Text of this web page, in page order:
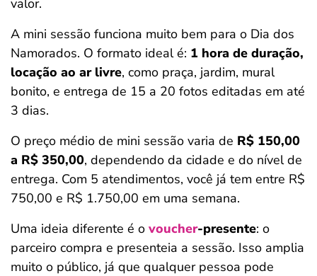
valor.
A mini sessão funciona muito bem para o Dia dos
Namorados. O formato ideal é: 1 hora de duração,
locação ao ar livre, como praça, jardim, mural
bonito, e entrega de 15 a 20 fotos editadas em até
3 dias.
O preço médio de mini sessão varia de R$ 150,00
a R$ 350,00, dependendo da cidade e do nível de
entrega. Com 5 atendimentos, você já tem entre R$
750,00 e R$ 1.750,00 em uma semana.
Uma ideia diferente é o voucher-presente: o
parceiro compra e presenteia a sessão. Isso amplia
muito o público, já que qualquer pessoa pode